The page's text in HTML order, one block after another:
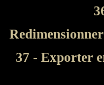
R
37 - Exporter